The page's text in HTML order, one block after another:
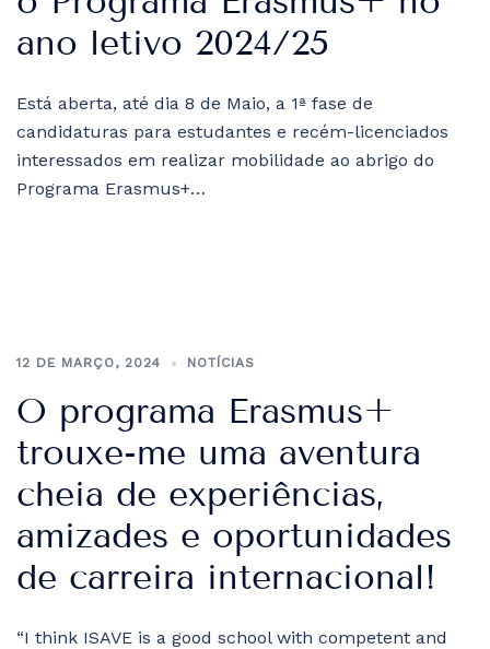
ano letivo 2024/25
Está aberta, até dia 8 de Maio, a 1ª fase de
candidaturas para estudantes e recém-licenciados
interessados em realizar mobilidade ao abrigo do
Programa Erasmus+…
12 DE MARÇO, 2024 NOTÍCIAS
O programa Erasmus+
trouxe-me uma aventura
cheia de experiências,
amizades e oportunidades
de carreira internacional!
“I think ISAVE is a good school with competent and